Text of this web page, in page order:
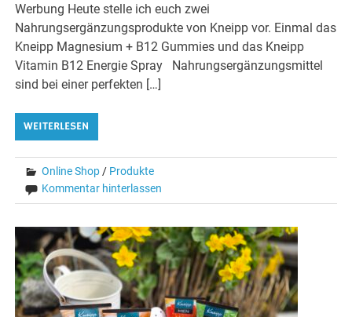
Werbung Heute stelle ich euch zwei
Nahrungsergänzungsprodukte von Kneipp vor. Einmal das
Kneipp Magnesium + B12 Gummies und das Kneipp
Vitamin B12 Energie Spray Nahrungsergänzungsmittel
sind bei einer perfekten […]
WEITERLESEN
Online Shop / Produkte
Kommentar hinterlassen